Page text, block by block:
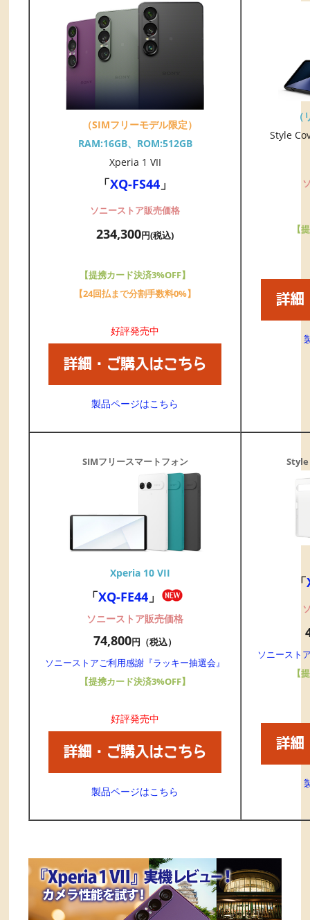
（SIMフリーモデル限定）
RAM:16GB、ROM:512GB
Xperia 1 VII
「XQ-FS44 」
ソニーストア販売価格
234,300円(税込)
【提携カード決済3%OFF】
【24回払まで分割手数料0%】
好評発売中
製品ページはこちら
Style
【
SIMフリースマートフォン
Xperia 10 VII
「XQ-FE44 」
ソニーストア販売価格
74,800円（税込）
ソニーストアご利用感謝『ラッキー抽選会』
【提携カード決済3%OFF】
好評発売中
製品ページはこちら
「
ソニースト
【